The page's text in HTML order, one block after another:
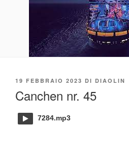
PUBBLICATO
19 FEBBRAIO 2023 DI DIAOLIN
Canchen nr. 45
7284.mp3